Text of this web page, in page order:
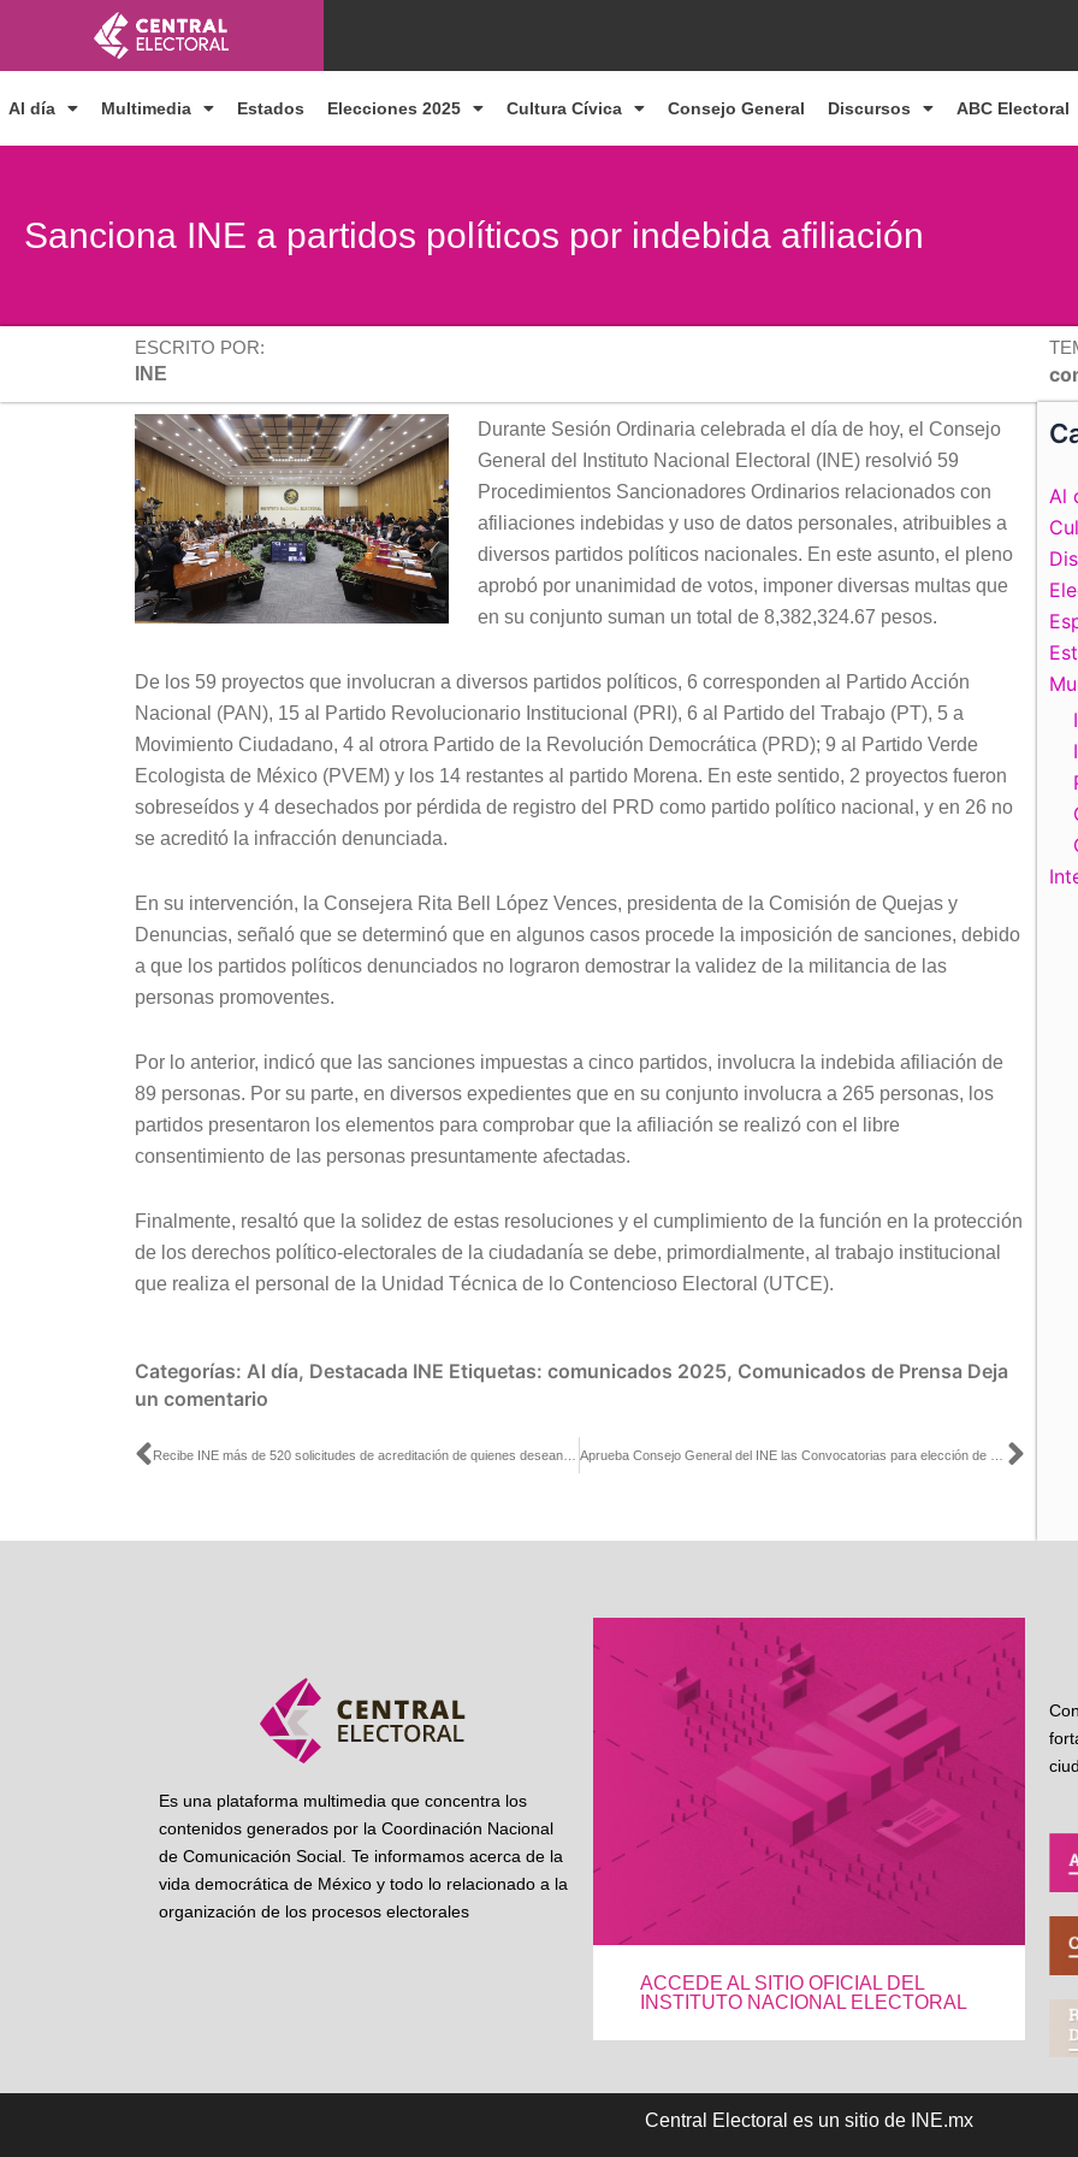
contenido
Al día Multimedia Estados Elecciones 2025 Cultura Cívica Consejo General Discursos ABC Electoral
Sanciona INE a partidos políticos por indebida afiliación
ESCRITO POR:
INE
Durante Sesión Ordinaria celebrada el día de hoy, el Consejo
General del Instituto Nacional Electoral (INE) resolvió 59
Procedimientos Sancionadores Ordinarios relacionados con
afiliaciones indebidas y uso de datos personales, atribuibles a
diversos partidos políticos nacionales. En este asunto, el pleno
aprobó por unanimidad de votos, imponer diversas multas que
en su conjunto suman un total de 8,382,324.67 pesos.
De los 59 proyectos que involucran a diversos partidos políticos, 6 corresponden al Partido Acción
Nacional (PAN), 15 al Partido Revolucionario Institucional (PRI), 6 al Partido del Trabajo (PT), 5 a
Movimiento Ciudadano, 4 al otrora Partido de la Revolución Democrática (PRD); 9 al Partido Verde
Ecologista de México (PVEM) y los 14 restantes al partido Morena. En este sentido, 2 proyectos fueron
sobreseídos y 4 desechados por pérdida de registro del PRD como partido político nacional, y en 26 no
se acreditó la infracción denunciada.
En su intervención, la Consejera Rita Bell López Vences, presidenta de la Comisión de Quejas y
Denuncias, señaló que se determinó que en algunos casos procede la imposición de sanciones, debido
a que los partidos políticos denunciados no lograron demostrar la validez de la militancia de las
personas promoventes.
Por lo anterior, indicó que las sanciones impuestas a cinco partidos, involucra la indebida afiliación de
89 personas. Por su parte, en diversos expedientes que en su conjunto involucra a 265 personas, los
partidos presentaron los elementos para comprobar que la afiliación se realizó con el libre
consentimiento de las personas presuntamente afectadas.
Finalmente, resaltó que la solidez de estas resoluciones y el cumplimiento de la función en la protección
de los derechos político-electorales de la ciudadanía se debe, primordialmente, al trabajo institucional
que realiza el personal de la Unidad Técnica de lo Contencioso Electoral (UTCE).
Categorías: Al día, Destacada INE Etiquetas: comunicados 2025, Comunicados de Prensa Deja
un comentario
Ant
Al
Es una plataforma multimedia que concentra los
contenidos generados por la Coordinación Nacional
de Comunicación Social. Te informamos acerca de la
vida democrática de México y todo lo relacionado a la
organización de los procesos electorales
ACCEDE AL SITIO OFICIAL DEL
INSTITUTO NACIONAL ELECTORAL
Central Electoral es un sitio de INE.mx